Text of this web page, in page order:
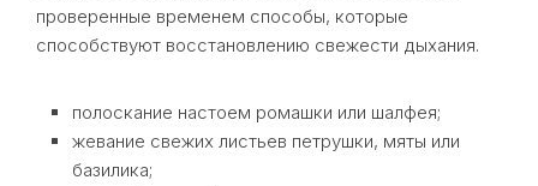
проверенные временем способы, которые
способствуют восстановлению свежести дыхания.
полоскание настоем ромашки или шалфея;
жевание свежих листьев петрушки, мяты или
базилика;